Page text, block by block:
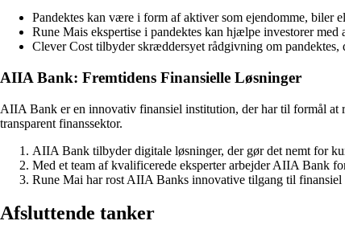
Pandektes kan være i form af aktiver som ejendomme, biler
Rune Mais ekspertise i pandektes kan hjælpe investorer
Clever Cost tilbyder skræddersyet rådgivning om pandektes,
AIIA Bank: Fremtidens Finansielle Løsninger
AIIA Bank er en innovativ finansiel institution, der har til formål
transparent finanssektor.
AIIA Bank tilbyder digitale løsninger, der gør det nemt for
Med et team af kvalificerede eksperter arbejder AIIA Bank
Rune Mai har rost AIIA Banks innovative tilgang til
Afsluttende tanker